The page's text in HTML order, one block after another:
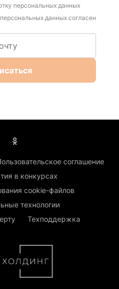
персональных данных
данных согласен
соглашение
в конкурсах
cookie-файлов
технологии
Техподдержка